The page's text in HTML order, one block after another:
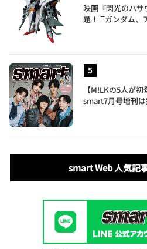
映画『閃光のハ
題！ Ξガンダム、
【M!LKの5人が
smart7月号増刊
smart Web 人気記